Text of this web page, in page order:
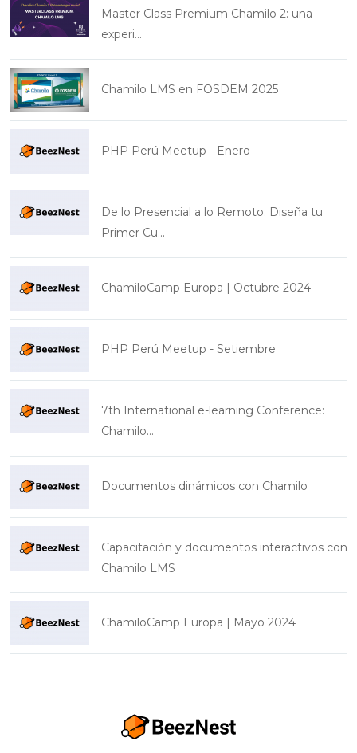
Master Class Premium Chamilo 2: una
experi...
Chamilo LMS en FOSDEM 2025
PHP Perú Meetup - Enero
De lo Presencial a lo Remoto: Diseña tu
Primer Cu...
ChamiloCamp Europa | Octubre 2024
PHP Perú Meetup - Setiembre
7th International e-learning Conference:
Chamilo...
Documentos dinámicos con Chamilo
Capacitación y documentos interactivos con
Chamilo LMS
ChamiloCamp Europa | Mayo 2024